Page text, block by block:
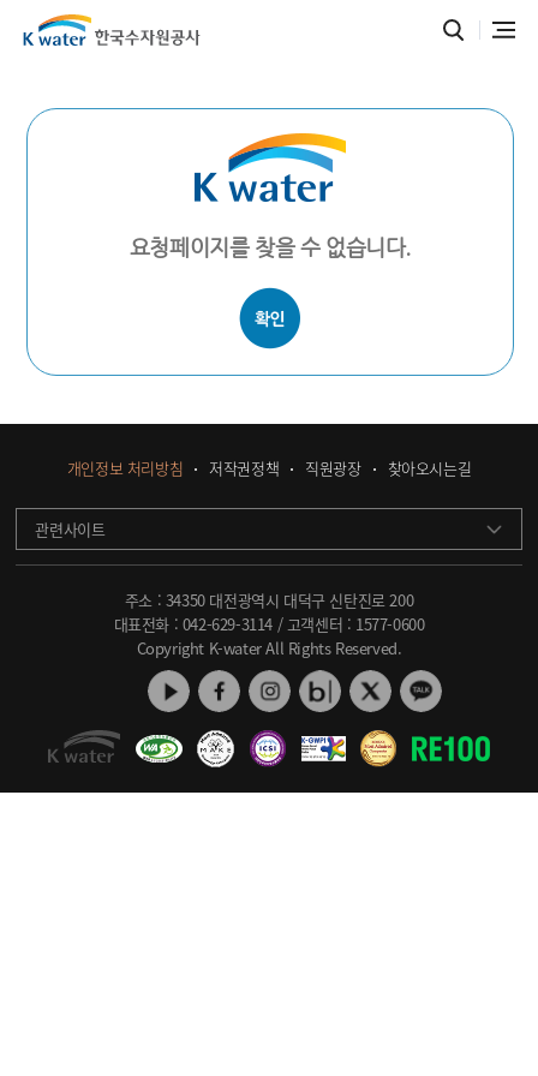
요청페이지를 찾을 수 없습니다.
개인정보 처리방침 저작권정책 직원광장 찾아오시는길
관련사이트
주소 : 34350 대전광역시 대덕구 신탄진로 200
대표전화 : 042-629-3114 / 고객센터 : 1577-0600
Copyright K-water All Rights Reserved.